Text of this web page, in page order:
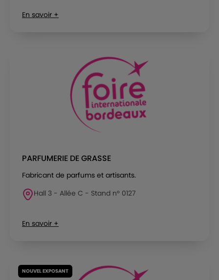
En savoir +
PARFUMERIE DE GRASSE
Fabricant de parfums et artisants.
Hall 3 - Allée C - Stand n° 0127
En savoir +
NOUVEL EXPOSANT